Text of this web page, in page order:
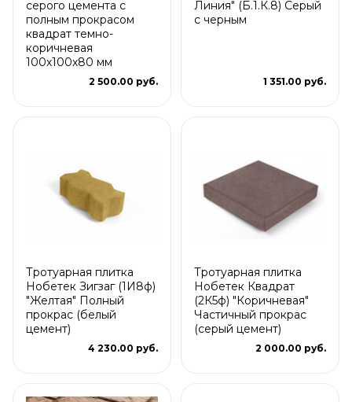
серого цемента с
полным прокрасом
квадрат темно-
коричневая
100х100х80 мм
2 500.00 руб.
Линия" (Б.1.К.8) Серый
с черным
1 351.00 руб.
Тротуарная плитка
Нобетек Зигзаг (1И8ф)
"Желтая" Полный
прокрас (белый
цемент)
4 230.00 руб.
Тротуарная плитка
Нобетек Квадрат
(2К5ф) "Коричневая"
Частичный прокрас
(серый цемент)
2 000.00 руб.